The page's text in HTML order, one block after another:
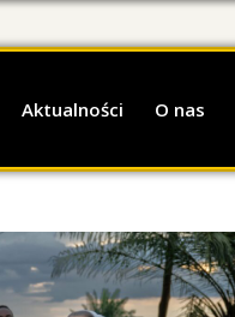
Aktualności O nas